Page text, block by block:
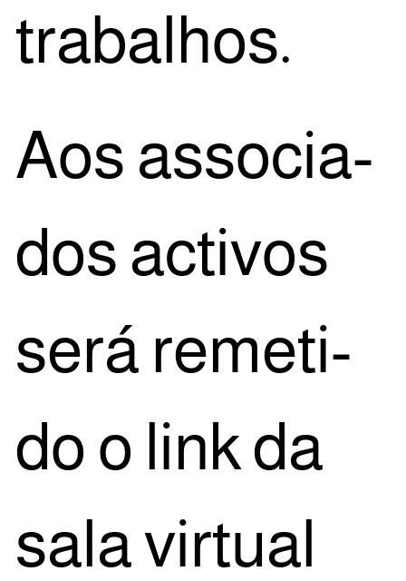
trabalhos.
Aos asso­ci­a­
dos acti­vos
será reme­ti­
do o link da
sala vir­tu­al